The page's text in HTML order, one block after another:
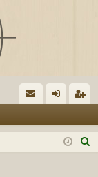
lá ist